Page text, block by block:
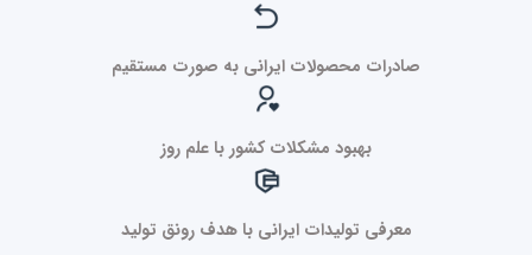
صادرات محصولات ایرانی به صورت مستقیم
بهبود مشکلات کشور با علم روز
معرفی تولیدات ایرانی با هدف رونق تولید